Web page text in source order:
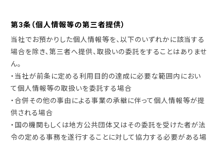
第3条（個人情報等の第三者提供）
当社でお預かりした個人情報等を、以下のいずれかに該当する
場合を除き、第三者へ提供、取扱いの委託をすることはありませ
ん。
・当社が前条に定める利用目的の達成に必要な範囲内におい
て個人情報等の取扱いを委託する場合
・合併その他の事由による事業の承継に伴って個人情報等が提
供される場合
・国の機関もしくは地方公共団体又はその委託を受けた者が法
令の定める事務を遂行することに対して協力する必要がある場